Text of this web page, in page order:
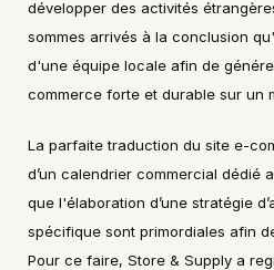
développer des activités
sommes arrivés à la conclusion
d'une équipe locale afin de
commerce forte et durable sur un
La parfaite traduction du site e-
d’un calendrier commercial dédié
que l'élaboration d’une stratégie
spécifique sont primordiales afin
Pour ce faire, Store & Supply a